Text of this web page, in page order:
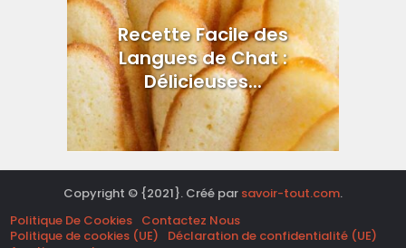
Recette Facile des
Langues de Chat :
Délicieuses...
Copyright © {2021}. Créé par savoir-tout.com.
Politique De Cookies Contactez Nous
Politique de cookies (UE)
Déclaration de confidentialité (UE)